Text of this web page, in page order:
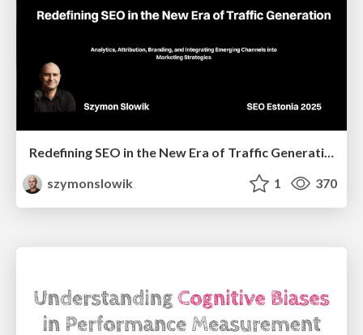
Redefining SEO in the New Era of Traffic Generation
szymonslowik
1 370